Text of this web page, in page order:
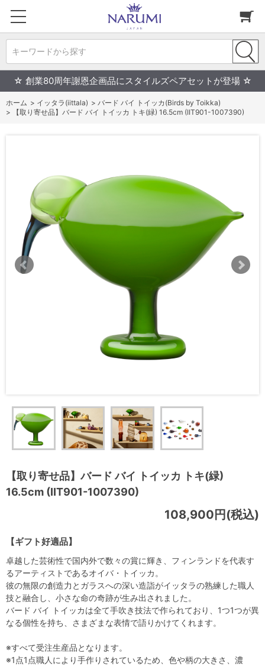
キーワードから探す
☆ 創業80周年謝恩企画品にスタイルズペアセットが登場 ☆
ホーム > イッタラ(iittala) > バード バイ トイッカ(Birds by Toikka)
>
【取り寄せ品】バード バイ トイッカ トキ(緑) 16.5cm (IIT901-1007390)
【取り寄せ品】バード バイ トイッカ トキ(緑)
16.5cm (IIT901-1007390)
【ギフト好適品】
108,900円(税込)
卓越した芸術性で国内外で数々の賞に輝き、フィンランドを代表す
るアーティストであるオイバ・トイッカ。
彼の無限の創造力とガラスへの深い造詣がイッタラの熟練した職人
技と融合し、小さな命の奇跡が生み出されました。
バード バイ トイッカは全て手吹き技法で作られており、1つ1つが異
なる個性を持ち、さまざまな表情で語りかけてくれます。
※すべて受注生産品となります。
※1点1点職人により手作りされているため、色や柄の大きさ、濃